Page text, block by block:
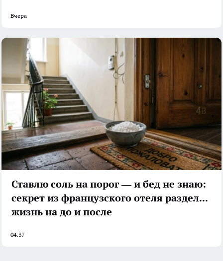
Вчера
Ставлю соль на порог — и бед не знаю:
секрет из французского отеля разделил
жизнь на до и после
04:37